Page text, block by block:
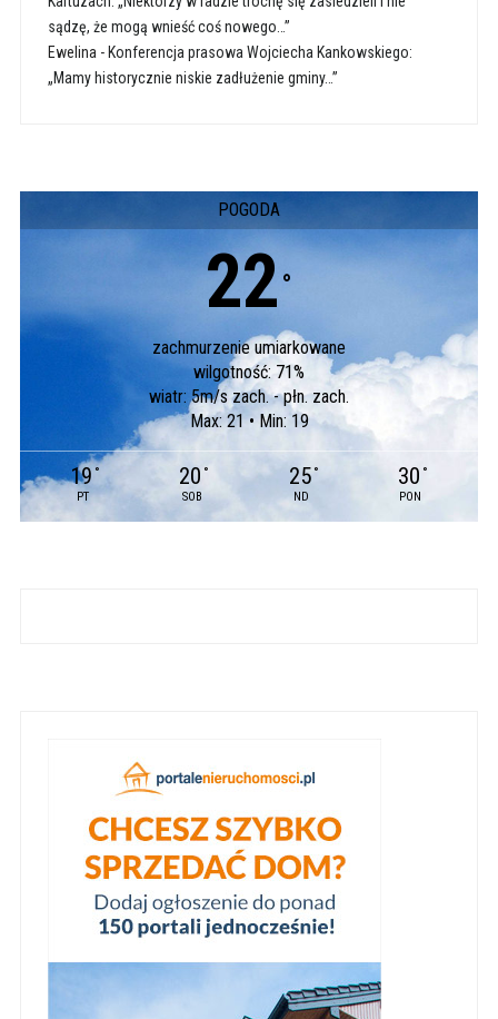
sądzę, że mogą wnieść coś nowego…”
Ewelina - Konferencja prasowa Wojciecha Kankowskiego:
„Mamy historycznie niskie zadłużenie gminy…”
POGODA
22 °
zachmurzenie umiarkowane
wilgotność: 71%
wiatr: 5m/s zach. - płn. zach.
Max: 21 • Min: 19
19 °
PT
20 °
SOB
25 °
ND
30 °
PON